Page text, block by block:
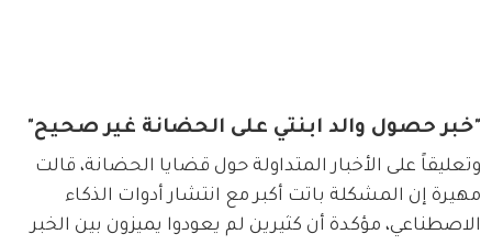
"خبر حصول والد ابنتي على الحضانة غير صحيح"
وتعليقاً على الأخبار المتداولة حول قضايا الحضانة، قالت
مهيرة إن المشكلة باتت أكبر مع انتشار أدوات الذكاء
الاصطناعي، مؤكدة أن كثيرين لم يعودوا يميزون بين الخبر